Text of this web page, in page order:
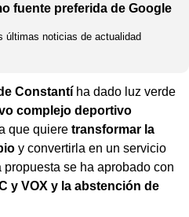
fuente preferida de Google
últimas noticias de actualidad
Constantí ha dado luz verde
complejo deportivo
que quiere transformar la
y convertirla en un servicio
se ha aprobado con
y VOX y la abstención de